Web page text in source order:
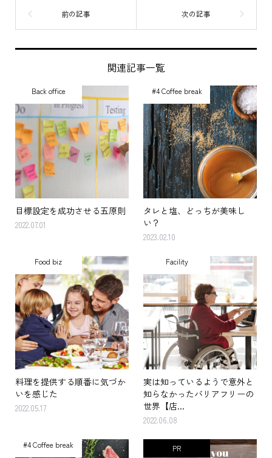
関連記事一覧
Back office
目標設定を成功させる五原則
2022.07.01
#4 Coffee break
タレと塩、どっちが美味し
い？
2023.02.10
Food biz
料理を提供する順番に気づか
いを感じた
2022.05.17
Facility
実は知っているようで意外と
知らなかったバリアフリーの
世界【店...
2022.06.08
#4 Coffee break PR